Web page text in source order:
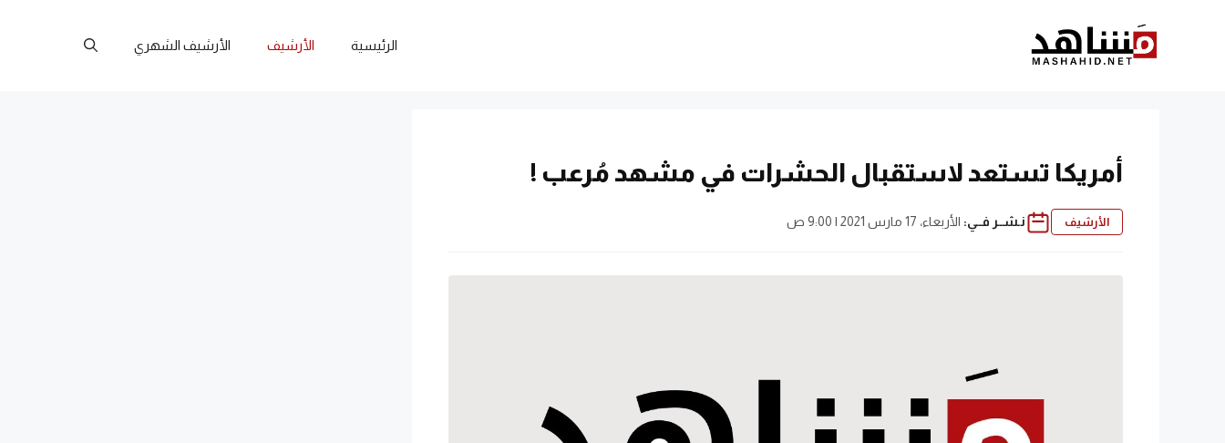
الرئيسية الأرشيف الأرشيف الشهري
أمريكا تستعد لاستقبال الحشرات في مشهد مُرعب !
الأرشيف نـشــر فــي: الأربعاء، 17 مارس 2021 | 9:00 ص